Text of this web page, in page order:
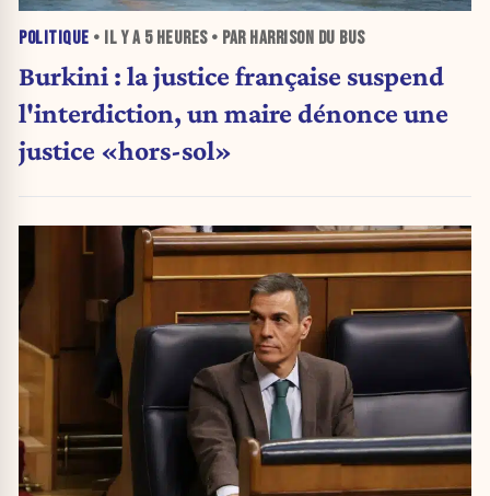
POLITIQUE • IL Y A 5 HEURES• PAR HARRISON DU BUS
Burkini : la justice française suspend
l'interdiction, un maire dénonce une
justice «hors-sol»